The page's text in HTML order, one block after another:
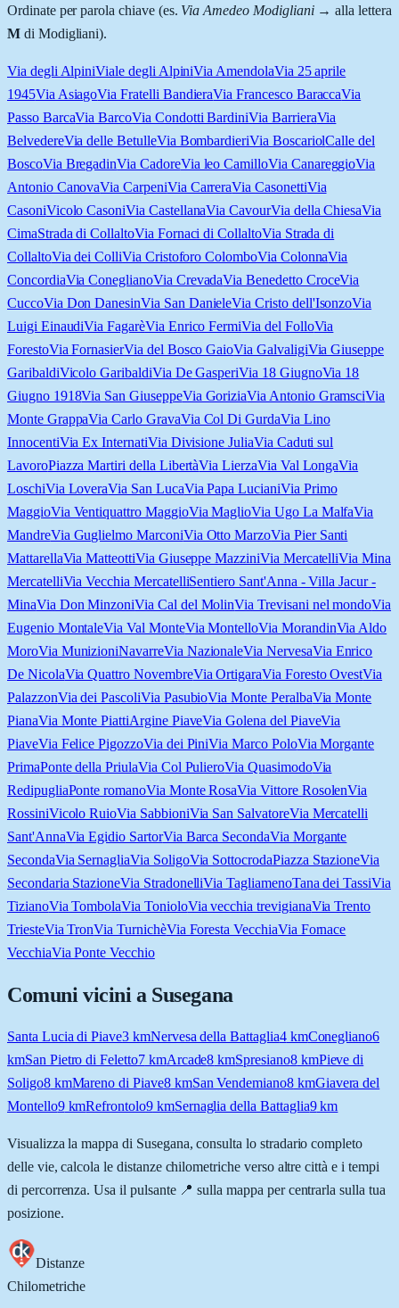
Ordinate per parola chiave (es. Via Amedeo Modigliani→ alla lettera
Mdi Modigliani).
Via degli AlpiniViale degli AlpiniVia AmendolaVia 25 aprile
1945Via AsiagoVia Fratelli BandieraVia Francesco BaraccaVia
Passo BarcaVia BarcoVia Condotti BardiniVia BarrieraVia
BelvedereVia delle BetulleVia BombardieriVia BoscariolCalle del
BoscoVia BregadinVia CadoreVia leo CamilloVia CanareggioVia
Antonio CanovaVia CarpeniVia CarreraVia CasonettiVia
CasoniVicolo CasoniVia CastellanaVia CavourVia della ChiesaVia
CimaStrada di CollaltoVia Fornaci di CollaltoVia Strada di
CollaltoVia dei ColliVia Cristoforo ColomboVia ColonnaVia
ConcordiaVia ConeglianoVia CrevadaVia Benedetto CroceVia
CuccoVia Don DanesinVia San DanieleVia Cristo dell'IsonzoVia
Luigi EinaudiVia FagarèVia Enrico FermiVia del FolloVia
ForestoVia FornasierVia del Bosco GaioVia GalvaligiVia Giuseppe
GaribaldiVicolo GaribaldiVia De GasperiVia 18 GiugnoVia 18
Giugno 1918Via San GiuseppeVia GoriziaVia Antonio GramsciVia
Monte GrappaVia Carlo GravaVia Col Di GurdaVia Lino
InnocentiVia Ex InternatiVia Divisione JuliaVia Caduti sul
LavoroPiazza Martiri della LibertàVia LierzaVia Val LongaVia
LoschiVia LoveraVia San LucaVia Papa LucianiVia Primo
MaggioVia Ventiquattro MaggioVia MaglioVia Ugo La MalfaVia
MandreVia Guglielmo MarconiVia Otto MarzoVia Pier Santi
MattarellaVia MatteottiVia Giuseppe MazziniVia MercatelliVia Mina
MercatelliVia Vecchia MercatelliSentiero Sant'Anna - Villa Jacur -
MinaVia Don MinzoniVia Cal del MolinVia Trevisani nel mondoVia
Eugenio MontaleVia Val MonteVia MontelloVia MorandinVia Aldo
MoroVia MunizioniNavarreVia NazionaleVia NervesaVia Enrico
De NicolaVia Quattro NovembreVia OrtigaraVia Foresto OvestVia
PalazzonVia dei PascoliVia PasubioVia Monte PeralbaVia Monte
PianaVia Monte PiattiArgine PiaveVia Golena del PiaveVia
PiaveVia Felice PigozzoVia dei PiniVia Marco PoloVia Morgante
PrimaPonte della PriulaVia Col PulieroVia QuasimodoVia
RedipugliaPonte romanoVia Monte RosaVia Vittore RosolenVia
RossiniVicolo RuioVia SabbioniVia San SalvatoreVia Mercatelli
Sant'AnnaVia Egidio SartorVia Barca SecondaVia Morgante
SecondaVia SernagliaVia SoligoVia SottocrodaPiazza StazioneVia
Secondaria StazioneVia StradonelliVia TagliamenoTana dei TassiVia
TizianoVia TombolaVia TonioloVia vecchia trevigianaVia Trento
TriesteVia TronVia TurnichèVia Foresta VecchiaVia Fornace
VecchiaVia Ponte Vecchio
Comuni vicini a Susegana
Santa Lucia di Piave3 kmNervesa della Battaglia4kmConegliano6
kmSan Pietro di Feletto7kmArcade8 kmSpresiano8kmPieve di
Soligo8kmMareno di Piave8kmSan Vendemiano8kmGiavera del
Montello9kmRefrontolo9kmSernaglia della Battaglia9km
Visualizza la mappa di Susegana, consulta lo stradario completo
delle vie, calcola le distanze chilometriche verso altre città e i tempi
di percorrenza. Usa il pulsante 📍 sulla mappa per centrarla sulla tua
posizione.
Distanze
Chilometriche